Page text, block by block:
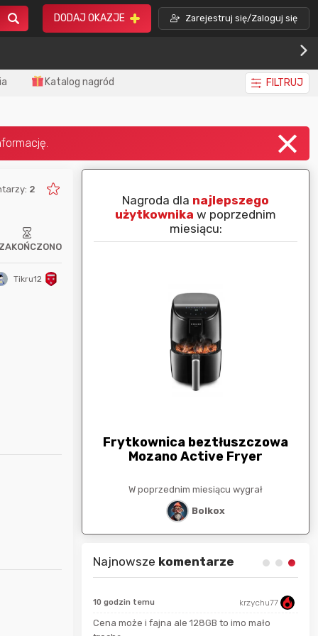
DODAJ OKAZJE Zarejestruj się/Zaloguj się
Katalog nagród FILTRUJ
2
ZAKOŃCZONO
Tikru12
Nagroda dla najlepszego
użytkownika w poprzednim
miesiącu:
Frytkownica beztłuszczowa
Mozano Active Fryer
W poprzednim miesiącu wygrał
Bolkox
Najnowsze komentarze
10 godzin temu krzychu77
Cena może i fajna ale 128GB to imo mało